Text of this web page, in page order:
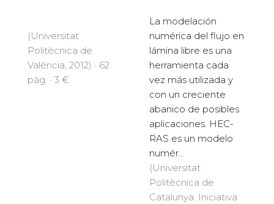
(Universitat
Politècnica de
València, 2012) · 62
pàg. · 3 €
La modelación
numérica del flujo en
lámina libre es una
herramienta cada
vez más utilizada y
con un creciente
abanico de posibles
aplicaciones. HEC-
RAS es un modelo
numér...
(Universitat
Politècnica de
Catalunya. Iniciativa